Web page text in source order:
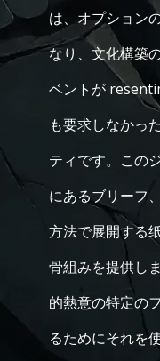
は、オプション
なり、文化構築
ベントが
も要求しなかっ
ティです。この
にあるブリーフ
方法で展開する
骨組みを提供し
的熱意の特定の
るためにそれを